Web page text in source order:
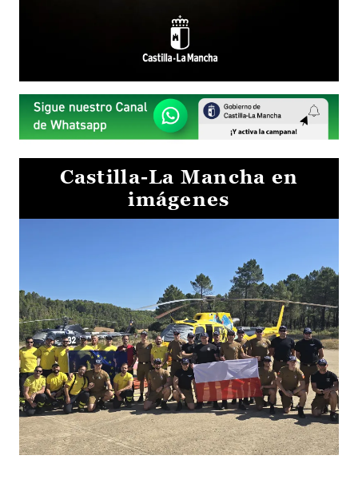
Castilla-La Mancha en
imágenes